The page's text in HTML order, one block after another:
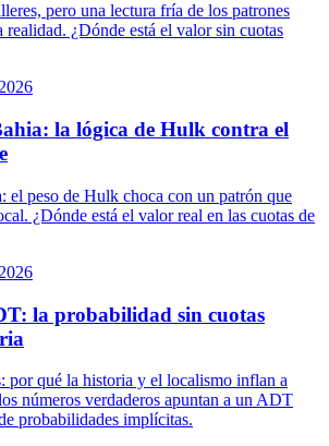
pero una lectura fría de los patrones
realidad. ¿Dónde está el valor sin cuotas
la lógica de Hulk contra el
peso de Hulk choca con un patrón que
¿Dónde está el valor real en las cuotas de
la probabilidad sin cuotas
por qué la historia y el localismo inflan a
números verdaderos apuntan a un ADT
probabilidades implícitas.